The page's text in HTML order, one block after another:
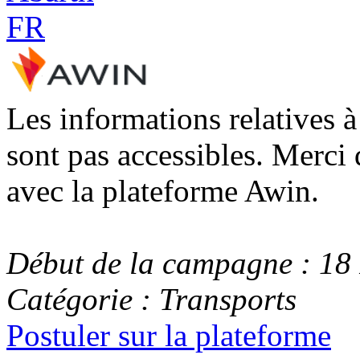
Les informations relatives
sont pas accessibles.
avec la plateforme Awin.
Début de la campagne :
Catégorie : Transports
Postuler sur la plateforme